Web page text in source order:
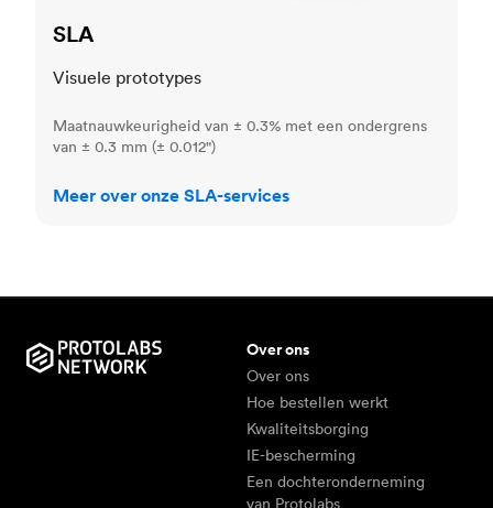
SLA
Visuele prototypes
Maatnauwkeurigheid van ± 0.3% met een ondergrens
van ± 0.3 mm (± 0.012")
Meer over onze SLA-services
Over ons
Over ons
Hoe bestellen werkt
Kwaliteitsborging
IE-bescherming
Een dochteronderneming
van Protolabs